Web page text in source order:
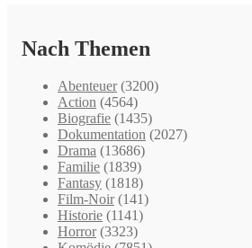
Nach Themen
Abenteuer (3200)
Action (4564)
Biografie (1435)
Dokumentation (2027)
Drama (13686)
Familie (1839)
Fantasy (1818)
Film-Noir (141)
Historie (1141)
Horror (3323)